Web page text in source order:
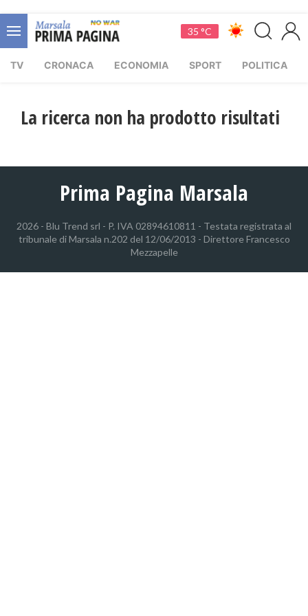
35 °C
TV CRONACA ECONOMIA SPORT POLITICA
La ricerca non ha prodotto risultati
Prima Pagina Marsala
2026 - Blu Trend srl - P. IVA 02894610811 - Testata registrata al
tribunale di Marsala n.202 del 12/06/2013 - Direttore Francesco
Mezzapelle